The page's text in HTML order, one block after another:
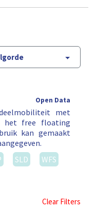
Open Data
met
het free floating
kan gemaakt
SLD
WFS
Clear Filters